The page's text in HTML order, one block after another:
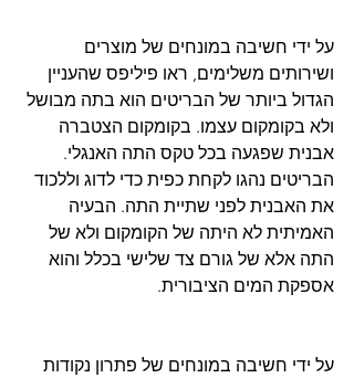
על ידי חשיבה במונחים של מוצרים
ושירותים משלימים, ראו פיליפס שהעניין
הגדול ביותר של הבריטים הוא בתה מבושל
ולא בקומקום עצמו. בקומקום הצטברה
אבנית שפגעה בכל טקס התה האנגלי.
הבריטים נהגו לקחת כפית כדי לדוג וללכוד
את האבנית לפני שתיית התה. הבעיה
האמיתית לא היתה של הקומקום ולא של
התה אלא של גורם צד שלישי בכלל והוא
אספקת המים הציבורית.
על ידי חשיבה במונחים של פתרון נקודות